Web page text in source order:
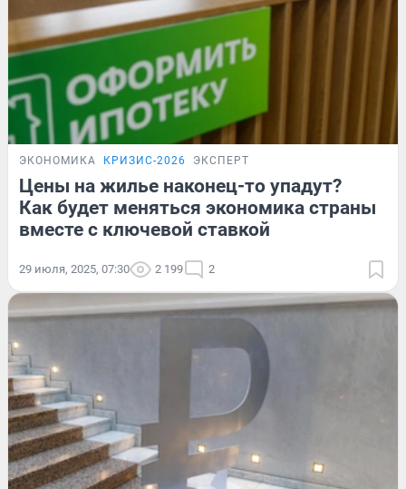
ЭКОНОМИКА КРИЗИС-2026 ЭКСПЕРТ
Цены на жилье наконец-то упадут?
Как будет меняться экономика страны
вместе с ключевой ставкой
29 июля, 2025, 07:30 2 199 2